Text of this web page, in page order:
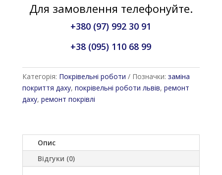
Для замовлення телефонуйте.
+380 (97) 992 30 91
+38 (095) 110 68 99
Категорія: Покрівельні роботи Позначки: заміна
покриття даху, покрівельні роботи львів, ремонт
даху, ремонт покрівлі
Опис
Відгуки (0)